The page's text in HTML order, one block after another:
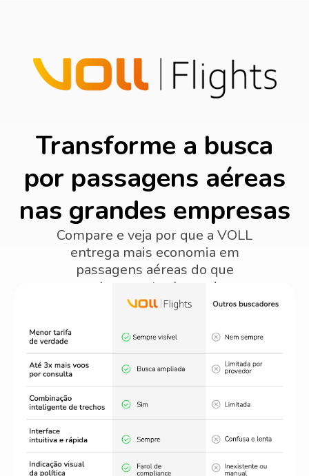
Transforme a busca
por passagens aéreas
nas grandes empresas
Compare e veja por que a VOLL
entrega mais economia em
passagens aéreas do que
qualquer outro buscador.